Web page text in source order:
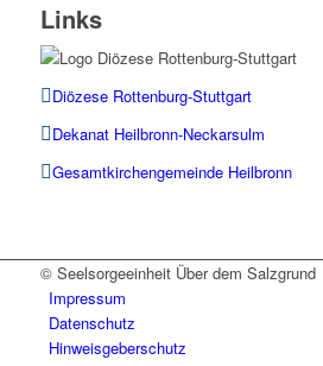
Links
Diözese Rottenburg-Stuttgart
Dekanat Heilbronn-Neckarsulm
Gesamtkirchengemeinde Heilbronn
© Seelsorgeeinheit Über dem Salzgrund
Impressum
Datenschutz
Hinweisgeberschutz